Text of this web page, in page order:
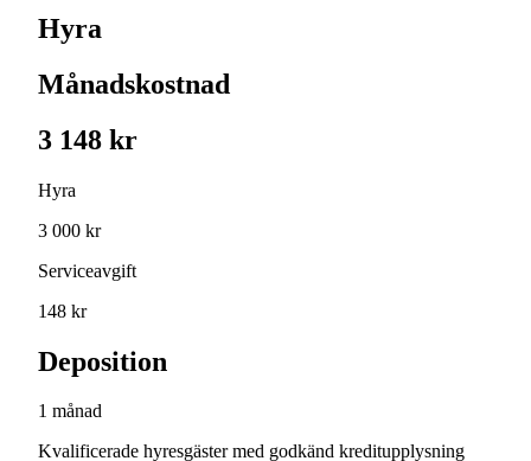
Hyra
Månadskostnad
3 148 kr
Hyra
3 000 kr
Serviceavgift
148 kr
Deposition
1 månad
Kvalificerade hyresgäster med godkänd kreditupplysning